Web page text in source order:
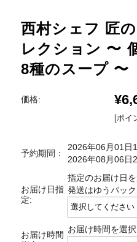
西村シェフ 匠
レクション 〜
8種のスープ 〜
価格:
[ポイ
予約期間：
2026年06月01日
2026年08月06日
お届け日指
定:
指定のお届け日
発送はゆうパック
お届け時間
お届け時間を選択